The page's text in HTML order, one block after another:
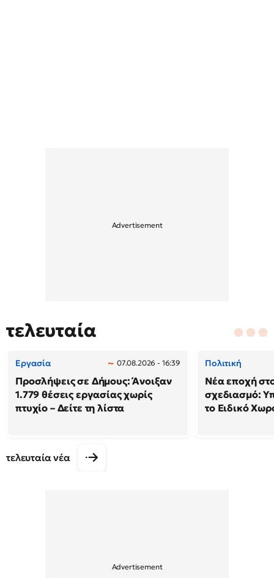
τελευταία
Εργασία 07.08.2026 - 16:39
Προσλήψεις σε Δήμους: Άνοιξαν
1.779 θέσεις εργασίας χωρίς
πτυχίο – Δείτε τη λίστα
Πολιτική
Νέα εποχή
σχεδιασμό:
το Ειδικό
τελευταία νέα